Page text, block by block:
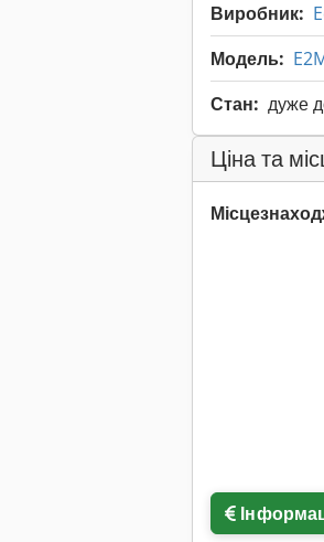
Виробник:
Модель:
Стан: дуже
Ціна та